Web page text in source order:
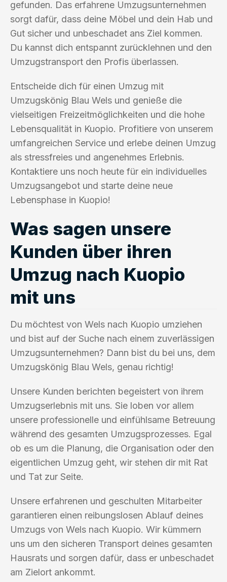
gefunden. Das erfahrene Umzugsunternehmen
sorgt dafür, dass deine Möbel und dein Hab und
Gut sicher und unbeschadet ans Ziel kommen.
Du kannst dich entspannt zurücklehnen und den
Umzugstransport den Profis überlassen.
Entscheide dich für einen Umzug mit
Umzugskönig Blau Wels und genieße die
vielseitigen Freizeitmöglichkeiten und die hohe
Lebensqualität in Kuopio. Profitiere von unserem
umfangreichen Service und erlebe deinen Umzug
als stressfreies und angenehmes Erlebnis.
Kontaktiere uns noch heute für ein individuelles
Umzugsangebot und starte deine neue
Lebensphase in Kuopio!
Was sagen unsere
Kunden über ihren
Umzug nach Kuopio
mit uns
Du möchtest von Wels nach Kuopio umziehen
und bist auf der Suche nach einem zuverlässigen
Umzugsunternehmen? Dann bist du bei uns, dem
Umzugskönig Blau Wels, genau richtig!
Unsere Kunden berichten begeistert von ihrem
Umzugserlebnis mit uns. Sie loben vor allem
unsere professionelle und einfühlsame Betreuung
während des gesamten Umzugsprozesses. Egal
ob es um die Planung, die Organisation oder den
eigentlichen Umzug geht, wir stehen dir mit Rat
und Tat zur Seite.
Unsere erfahrenen und geschulten Mitarbeiter
garantieren einen reibungslosen Ablauf deines
Umzugs von Wels nach Kuopio. Wir kümmern
uns um den sicheren Transport deines gesamten
Hausrats und sorgen dafür, dass er unbeschadet
am Zielort ankommt.